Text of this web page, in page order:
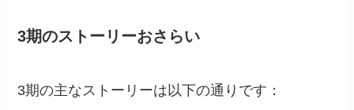
3期のストーリーおさらい
3期の主なストーリーは以下の通りです：